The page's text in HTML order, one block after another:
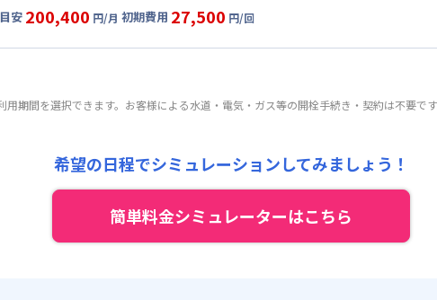
他 : 25,000円/回 (税抜)
費用 :
150,000円/月 (5,000円/日)
他 : 24,000円/月 (800円/日) (税抜)
他 :
費用 :
安 200,400 円/月 初期費用 27,500 円/回
料目安(30日利用)
他 : 24,000円/月 (800円/日) (税抜)
期間を選択できます。お客様による水道・電気・ガス等の開栓手続き・契約は不要です
希望の日程でシミュレーションしてみましょう！
簡単料金シミュレーターはこちら